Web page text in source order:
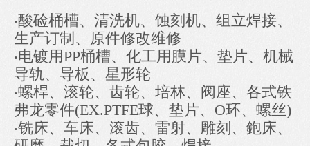
‧酸硷桶槽、清洗机、蚀刻机、组立焊接、
生产订制、原件修改维修
‧电镀用PP桶槽、化工用膜片、垫片、机械
导轨、导板、星形轮
‧螺桿、滚轮、齿轮、培林、阀座、各式铁
弗龙零件(EX.PTFE球、垫片、O环、螺丝)
‧铣床、车床、滚齿、雷射、雕刻、鉋床、